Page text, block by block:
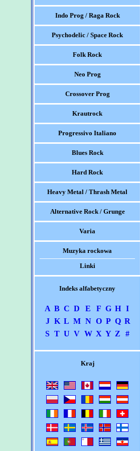
Indo Prog / Raga Rock
Psychodelic / Space Rock
Folk Rock
Neo Prog
Crossover Prog
Krautrock
Progressivo Italiano
Blues Rock
Hard Rock
Heavy Metal / Thrash Metal
Alternative Rock / Grunge
Varia
Muzyka rockowa
Linki
Indeks alfabetyczny
A B C D E F G H
I
J K L M N O P Q R
S T U V W X Y Z #
Kraj